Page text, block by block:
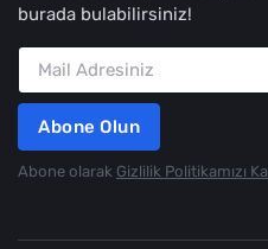
burada bulabilirsiniz!
Abone Olun
Abone olarak Gizlilik Politikamızı